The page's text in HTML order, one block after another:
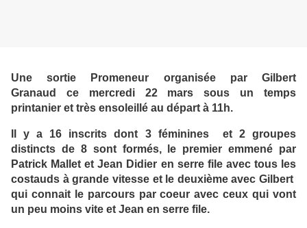
Une sortie Promeneur organisée par Gilbert
Granaud ce mercredi 22 mars sous un temps
printanier et très ensoleillé au départ à 11h.
Il y a 16 inscrits dont 3 féminines et 2 groupes
distincts de 8 sont formés, le premier emmené par
Patrick Mallet et Jean Didier en serre file avec tous les
costauds à grande vitesse et le deuxième avec Gilbert
qui connait le parcours par coeur avec ceux qui vont
un peu moins vite et Jean en serre file.